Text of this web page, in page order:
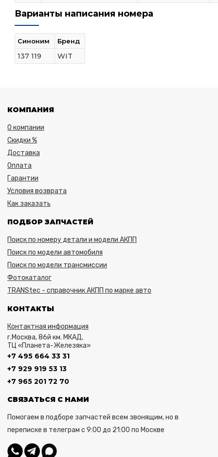
Варианты написания номера
Синоним Бренд
137 119 WIT
КОМПАНИЯ
О компании
Скидки %
Доставка
Оплата
Гарантии
Условия возврата
Как заказать
ПОДБОР ЗАПЧАСТЕЙ
Поиск по номеру детали и модели АКПП
Поиск по модели автомобиля
Поиск по модели трансмиссии
Фотокаталог
TRANStec - справочник АКПП по марке авто
КОНТАКТЫ
Контактная информация
г.Москва, 86й км. МКАД,
ТЦ «Планета-Железяка»
+7 495 664 33 31
+7 929 919 53 13
+7 965 201 72 70
СВЯЗАТЬСЯ С НАМИ
Помогаем в подборе запчастей всем звонящим, но в
переписке в телеграм с 9:00 до 21:00 по Москве